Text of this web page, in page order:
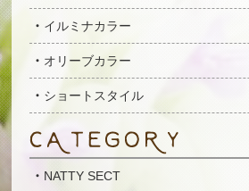
イルミナカラー
オリーブカラー
ショートスタイル
NATTY SECT